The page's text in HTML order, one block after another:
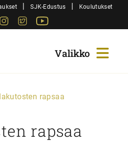
| SJK-Edustus | Koulutukset
Instagram
Twitter
rapsaa
rapsaa